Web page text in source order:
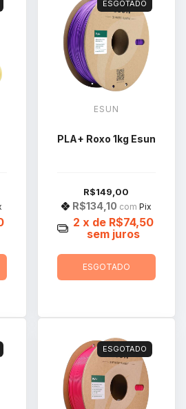
ESGOTADO
ESUN
PLA+ Roxo 1kg Esun
R$149,00
R$134,10 com Pix
2 x de R$74,50
sem juros
ESGOTADO
ESGOTADO